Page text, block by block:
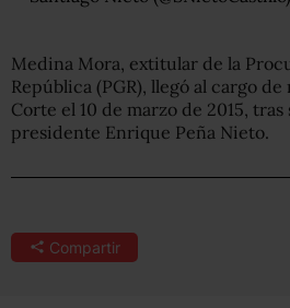
Medina Mora, extitular de la
República (PGR), llegó al cargo
Corte el 10 de marzo de 2015,
presidente Enrique Peña Nieto.
Compartir